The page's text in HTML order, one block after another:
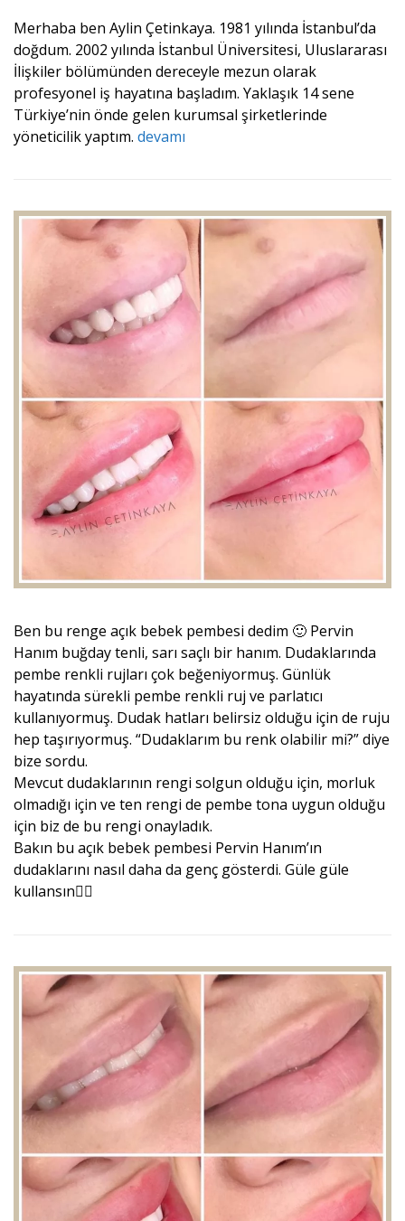
Merhaba ben Aylin Çetinkaya. 1981 yılında İstanbul’da
doğdum. 2002 yılında İstanbul Üniversitesi, Uluslararası
İlişkiler bölümünden dereceyle mezun olarak
profesyonel iş hayatına başladım. Yaklaşık 14 sene
Türkiye’nin önde gelen kurumsal şirketlerinde
yöneticilik yaptım. devamı
Ben bu renge açık bebek pembesi dedim 🙂 Pervin
Hanım buğday tenli, sarı saçlı bir hanım. Dudaklarında
pembe renkli rujları çok beğeniyormuş. Günlük
hayatında sürekli pembe renkli ruj ve parlatıcı
kullanıyormuş. Dudak hatları belirsiz olduğu için de ruju
hep taşırıyormuş. “Dudaklarım bu renk olabilir mi?” diye
bize sordu.
Mevcut dudaklarının rengi solgun olduğu için, morluk
olmadığı için ve ten rengi de pembe tona uygun olduğu
için biz de bu rengi onayladık.
Bakın bu açık bebek pembesi Pervin Hanım’ın
dudaklarını nasıl daha da genç gösterdi. Güle güle
kullansın🙋‍♀️